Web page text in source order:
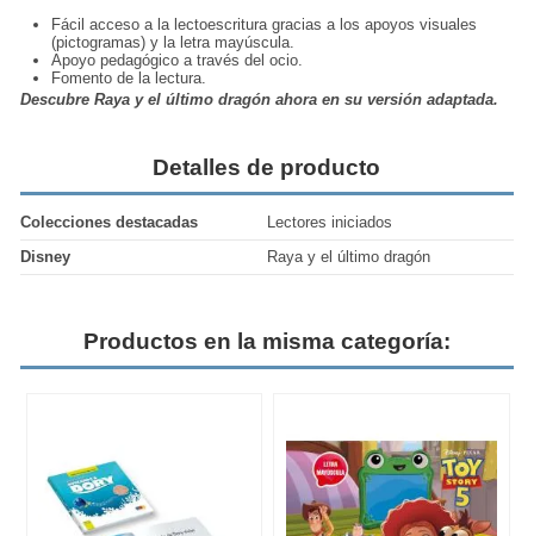
Fácil acceso a la lectoescritura gracias a los apoyos visuales
(pictogramas) y la letra mayúscula.
Apoyo pedagógico a través del ocio.
Fomento de la lectura.
Descubre Raya y el último dragón ahora en su versión adaptada.
Detalles de producto
Colecciones destacadas
Lectores iniciados
Disney
Raya y el último dragón
Productos en la misma categoría: